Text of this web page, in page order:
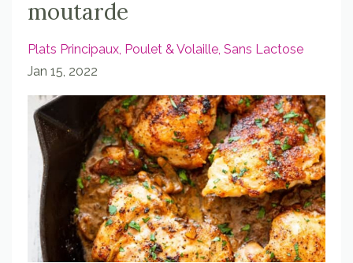
moutarde
Plats Principaux Poulet & Volaille Sans Lactose
Jan 15, 2022